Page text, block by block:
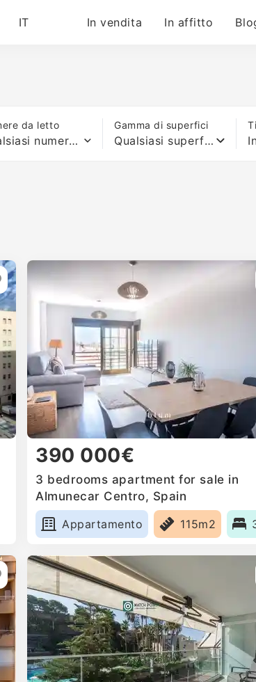
IT In vendita In affitto
da letto
Qualsiasi numero di letti
Gamma di superfici
Qualsiasi superficie
390 000€
3 bedrooms apartment for sale in
Almunecar Centro, Spain
Appartamento
115m2